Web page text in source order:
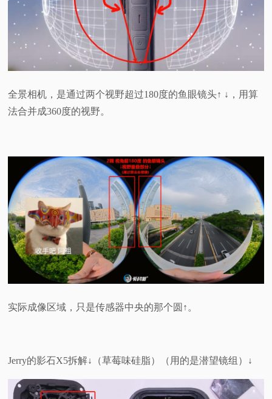
全景相机，是通过两个视野超过180度的鱼眼镜头↑ ↓，用算
法合并成360度的视野。
实际成像区域，只是传感器中央的那个圆↑。
Jerry的影石X5拆解↓（草莓味硅脂）（用的是潜望镜组）↓